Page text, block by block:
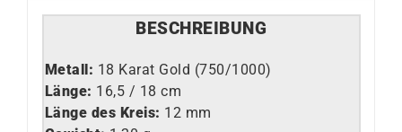
BESCHREIBUNG
Metall: 18 Karat Gold (750/1000)
Länge: 16,5 / 18 cm
Länge des Kreis: 12 mm